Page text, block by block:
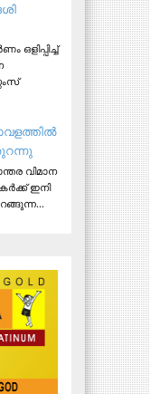
വി​മാ​ന​
ഇ​നി